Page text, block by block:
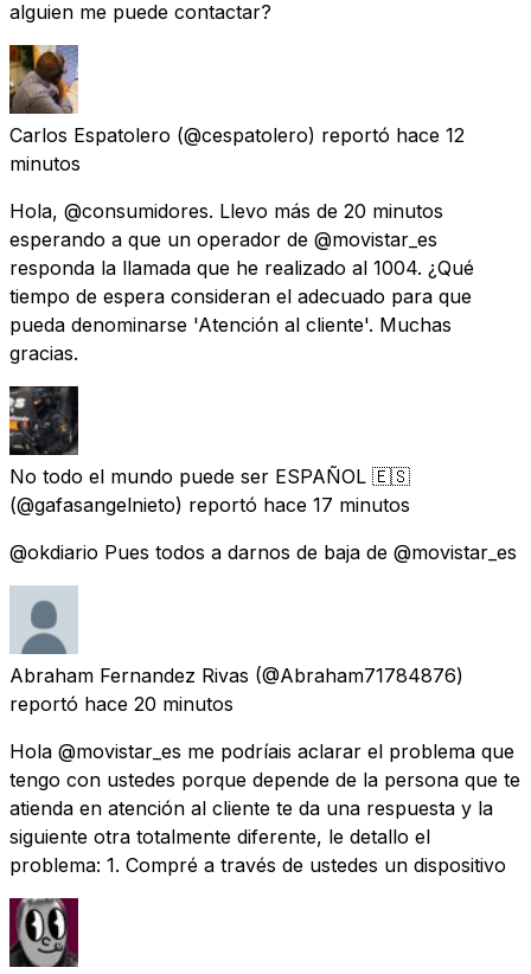
alguien me puede contactar?
Carlos Espatolero (@cespatolero) reportó hace 12
minutos
Hola, @consumidores. Llevo más de 20 minutos
esperando a que un operador de @movistar_es
responda la llamada que he realizado al 1004. ¿Qué
tiempo de espera consideran el adecuado para que
pueda denominarse 'Atención al cliente'. Muchas
gracias.
No todo el mundo puede ser ESPAÑOL 🇪🇸
(@gafasangelnieto) reportó hace 17 minutos
@okdiario Pues todos a darnos de baja de @movistar_es
Abraham Fernandez Rivas (@Abraham71784876)
reportó hace 20 minutos
Hola @movistar_es me podríais aclarar el problema que
tengo con ustedes porque depende de la persona que te
atienda en atención al cliente te da una respuesta y la
siguiente otra totalmente diferente, le detallo el
problema: 1. Compré a través de ustedes un dispositivo